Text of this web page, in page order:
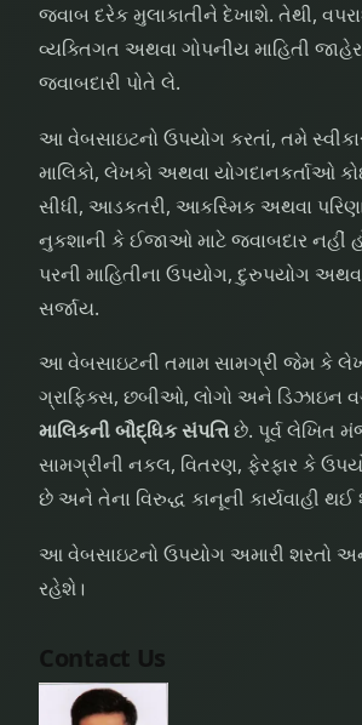
જવાબ દરેક મુલાકાતીને દેખાશે. તેથી,
વ્યક્તિગત અથવા ગોપનીય માહિતી
જવાબદારી પોતે લે.
આ વેબસાઇટનો ઉપયોગ કરતાં, તમે
માલિકો, લેખકો અથવા યોગદાનકર્તાઓ
સીધી, આડકતરી, આકસ્મિક અથવા
નુકશાની કે ઈજાઓ માટે જવાબદાર
પરની માહિતીના ઉપયોગ, દુરુપયોગ
સર્જાય.
આ વેબસાઇટની તમામ સામગ્રી જેમ કે
ગ્રાફિક્સ, છબીઓ, લોગો અને ડિઝાઇન
માલિકની બૌદ્ધિક સંપત્તિછે. પૂર્વ લેખિત
સામગ્રીની નકલ, વિતરણ, ફેરફાર કે
છે અને તેના વિરુદ્ધ કાનૂની કાર્યવાહી
આ વેબસાઇટનો ઉપયોગ અમારી શરતો
રહેશે।
Contact Us